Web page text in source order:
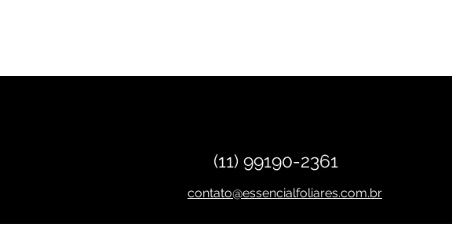
(11) 99190-2361
contato@essencialfoliares.com.br